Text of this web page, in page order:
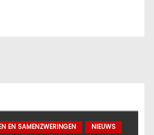
EN SAMENZWERINGEN
NIEUWS